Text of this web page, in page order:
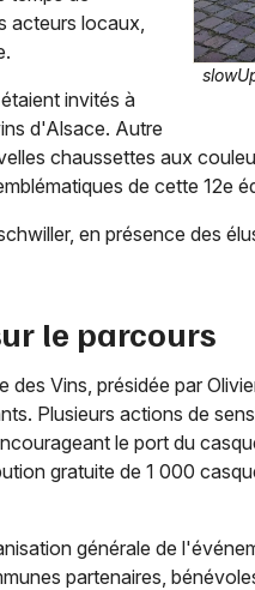
Actus
Actus
67 -
acteurs locaux,
invités à
d'Alsace. Autre
chaussettes aux
de cette 12e
en présence des
le parcours
Vins, présidée par
Plusieurs actions de
le port du
gratuite de 1 000
générale de
partenaires,